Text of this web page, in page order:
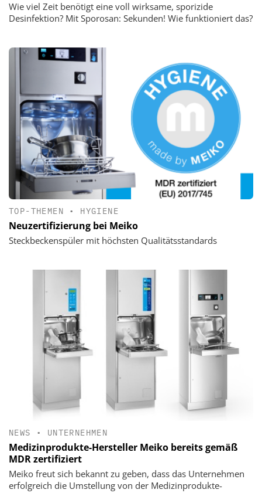
Wie viel Zeit benötigt eine voll wirksame, sporizide
Desinfektion? Mit Sporosan: Sekunden! Wie funktioniert das?
TOP-THEMEN • HYGIENE
Neuzertifizierung bei Meiko
Steckbeckenspüler mit höchsten Qualitätsstandards
NEWS • UNTERNEHMEN
Medizinprodukte-Hersteller Meiko bereits gemäß
MDR zertifiziert
Meiko freut sich bekannt zu geben, dass das Unternehmen
erfolgreich die Umstellung von der Medizinprodukte-